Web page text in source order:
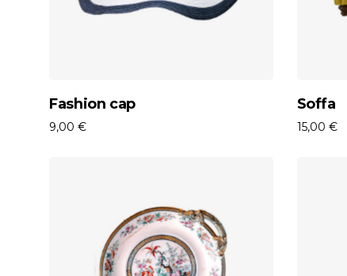
Fashion cap
9,00 €
Soffa
15,00 €